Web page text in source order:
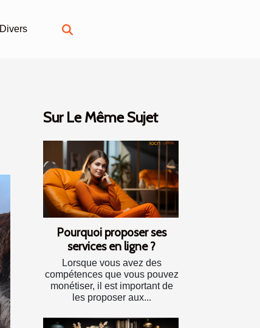
Divers
Sur Le Même Sujet
Pourquoi proposer ses
services en ligne ?
Lorsque vous avez des
compétences que vous pouvez
monétiser, il est important de
les proposer aux...